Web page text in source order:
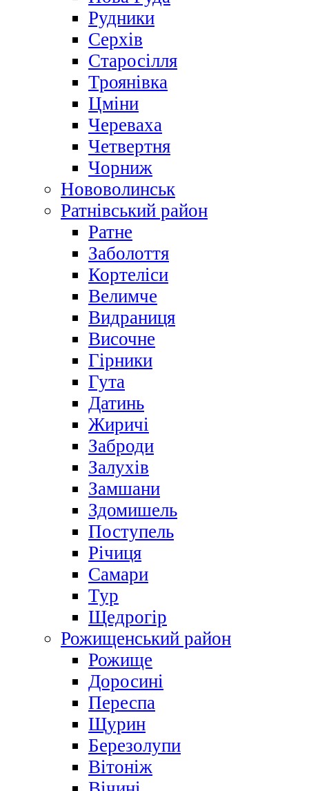
Рудники
Серхів
Старосілля
Троянівка
Цміни
Череваха
Четвертня
Чорниж
Нововолинськ
Ратнівський район
Ратне
Заболоття
Кортеліси
Велимче
Видраниця
Височне
Гірники
Гута
Датинь
Жиричі
Заброди
Залухів
Замшани
Здомишель
Поступель
Річиця
Самари
Тур
Щедрогір
Рожищенський район
Рожище
Доросині
Переспа
Щурин
Березолупи
Вітоніж